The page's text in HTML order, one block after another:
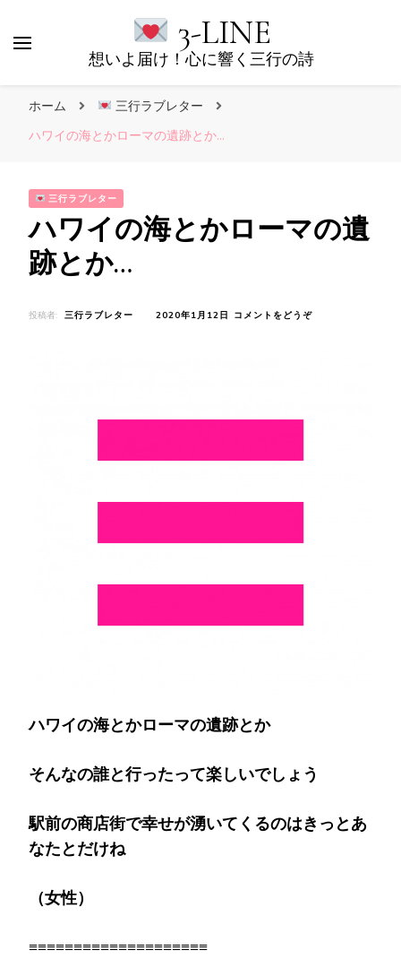
3-LINE
想いよ届け！心に響く三行の詩
ホーム
三行ラブレター
ハワイの海とかローマの遺跡とか…
三行ラブレター
ハワイの海とかローマの遺
跡とか…
投稿者: 三行ラブレター 2020年1月12日 コメントをどうぞ(ハ
ハワイの海とかローマの遺跡とか
そんなの誰と行ったって楽しいでしょう
駅前の商店街で幸せが湧いてくるのはきっとあ
なたとだけね
（女性）
≡≡≡≡≡≡≡≡≡≡≡≡≡≡≡≡≡≡≡≡